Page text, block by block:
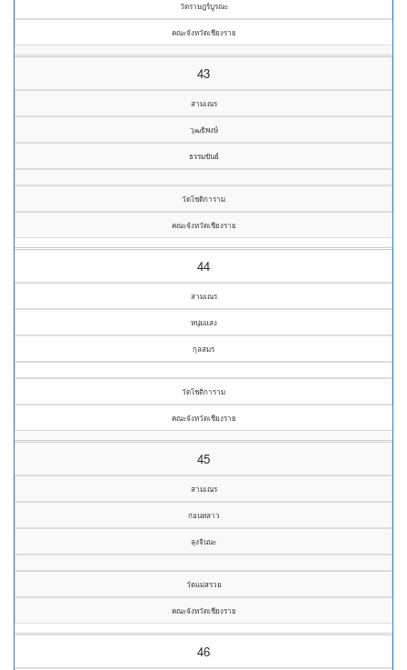
วัดราษฎร์บูรณะ
คณะจังหวัดเชียงราย
43
สามเณร
วุฒธิพงษ์
ธรรมขันธ์
วัดโชติการาม
คณะจังหวัดเชียงราย
44
สามเณร
หนุ่มแสง
กุลสมร
วัดโชติการาม
คณะจังหวัดเชียงราย
45
สามเณร
ก่อนหลาว
ลุงจินนะ
วัดแม่สรวย
คณะจังหวัดเชียงราย
46